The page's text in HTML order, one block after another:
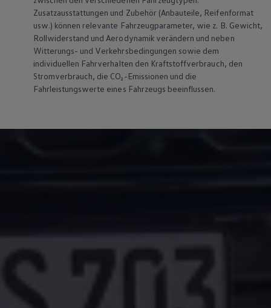
Magazin
Lifestyle
Transport
Familie
Elektromobilität
Volkswagen R
Pannen- und Unfallhilfe
Volkswagen Kundenbetreuung
Zusatzausstattungen und Zubehör (Anbauteile, Reifenformat
usw.) können relevante Fahrzeugparameter, wie z. B. Gewicht,
Rollwiderstand und Aerodynamik verändern und neben
Witterungs- und Verkehrsbedingungen sowie dem
individuellen Fahrverhalten den Kraftstoffverbrauch, den
Stromverbrauch, die CO₂-Emissionen und die
Fahrleistungswerte eines Fahrzeugs beeinflussen.